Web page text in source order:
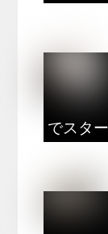
でスタ